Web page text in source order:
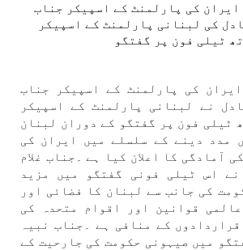
ايران كی پارلمنٹ كے اسپيكر جناب
كی لبنانی پارلمنٹ كے اسپيكر
ٹيلی فون پر گفتگو
ايران كی پارلمنٹ كے اسپيكر جناب
نے لبنانی پارلمنٹ كے اسپيكر
ٹيلی فون پر گفتگو كے دوران لبنان
مدد دينے كے سلسلے میں ايران كی
آمادگی كا اعلان كيا ہے ۔جناب غلام
اس ٹيلی فونی گفتگو میں مزيد
كی جانب سے لبنان كا فضائی اور
قوانين اور اقوام متحدہ كی
قراردادوں كے منافی ہے ۔جناب نبیہ
میں صیہونی حكومت كی جارحيت كے